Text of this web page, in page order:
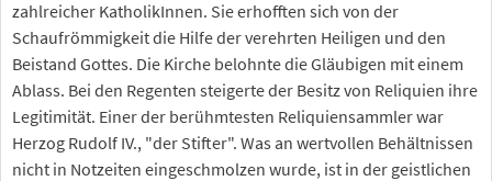
zahlreicher KatholikInnen. Sie erhofften sich von der
Schaufrömmigkeit die Hilfe der verehrten Heiligen und den
Beistand Gottes. Die Kirche belohnte die Gläubigen mit einem
Ablass. Bei den Regenten steigerte der Besitz von Reliquien ihre
Legitimität. Einer der berühmtesten Reliquiensammler war
Herzog Rudolf IV., "der Stifter". Was an wertvollen Behältnissen
nicht in Notzeiten eingeschmolzen wurde, ist in der geistlichen